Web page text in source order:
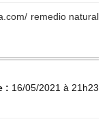
remedio natural
: 16/05/2021 à 21h23